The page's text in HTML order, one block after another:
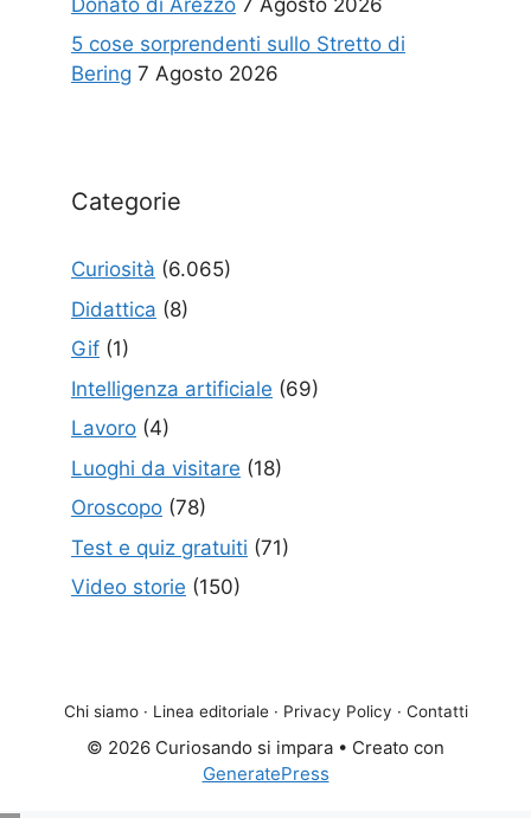
5 cose sorprendenti sullo Stretto di
Bering 7 Agosto 2026
Categorie
Curiosità (6.065)
Didattica (8)
Gif (1)
Intelligenza artificiale (69)
Lavoro (4)
Luoghi da visitare (18)
Oroscopo (78)
Test e quiz gratuiti (71)
Video storie (150)
Chi siamo · Linea editoriale · Privacy Policy · Contatti
© 2026 Curiosando si impara • Creato con
GeneratePress